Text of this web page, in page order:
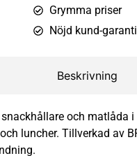
Grymma priser
Nöjd kund-garanti
Beskrivning
och matlåda
luncher. Tillverkad av